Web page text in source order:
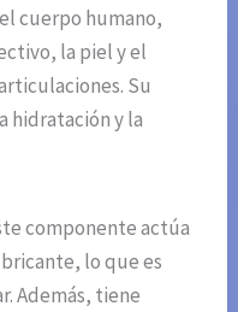
cuerpo humano,
la piel y el
Su
hidratación y la
componente actúa
lo que es
Además, tiene